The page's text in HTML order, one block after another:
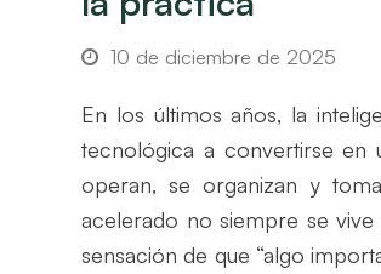
10 de diciembre de 2025
En los últimos años, la
tecnológica a convertirse en
operan, se organizan y
acelerado no siempre se
sensación de que “algo